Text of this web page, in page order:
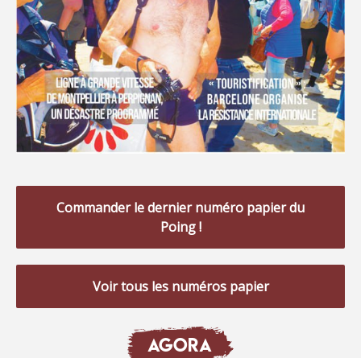
Commander le dernier numéro papier du
Poing !
Voir tous les numéros papier
AGORA